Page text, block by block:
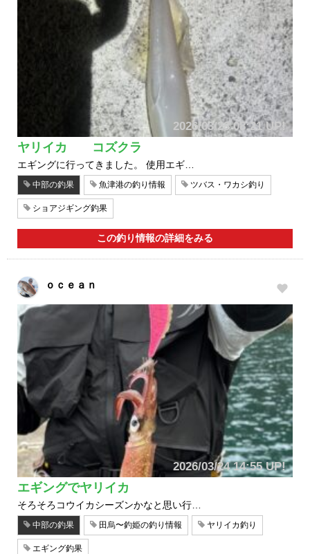
2026/03/28 08:21 UP!
ヤリイカ コズクラ
エギングに行ってきました。 使用エギ…
中部の釣果 魚津港の釣り情報 ツバス・ワカシ釣り
ショアジギング釣果
この釣り情報の詳細をみる
ｏｃｅａｎ
2026/03/24 14:55 UP!
エギングでヤリイカ
そろそろコウイカシーズンかなと思い行…
中部の釣果 田烏〜釣姫の釣り情報 ヤリイカ釣り
エギング釣果